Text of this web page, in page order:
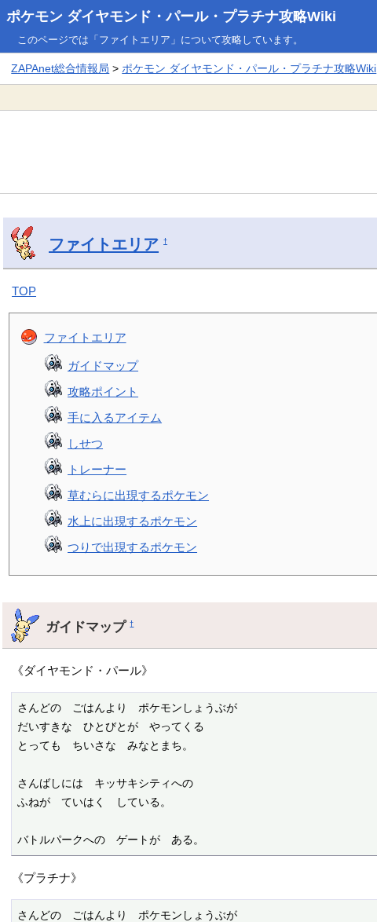
ポケモン ダイヤモンド・パール・プラチナ攻略Wiki
このページでは「ファイトエリア」について攻略しています。
ZAPAnet総合情報局 >ポケモン ダイヤモンド・パール・プラチナ攻略Wiki
ファイトエリア †
TOP
ファイトエリア
ガイドマップ
攻略ポイント
手に入るアイテム
しせつ
トレーナー
草むらに出現するポケモン
水上に出現するポケモン
つりで出現するポケモン
ガイドマップ†
《ダイヤモンド・パール》
さんどの　ごはんより　ポケモンしょうぶが
だいすきな　ひとびとが　やってくる
とっても　ちいさな　みなとまち。
さんばしには　キッサキシティへの
ふねが　ていはく　している。
バトルパークへの　ゲートが　ある。
《プラチナ》
さんどの　ごはんより　ポケモンしょうぶが